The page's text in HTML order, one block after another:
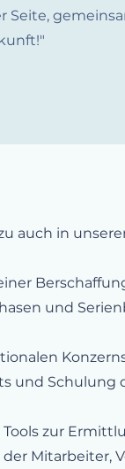
Seite,
auch in
und
und Schulung
zur
Mitarbeiter,